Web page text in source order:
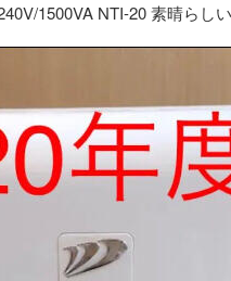
1500VA NTI-20 素晴らし